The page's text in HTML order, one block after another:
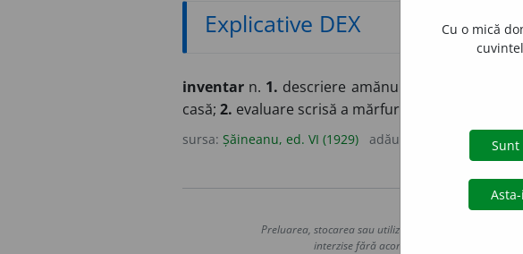
Explicative DEX
inventar n. 1. descriere amănunțită a averii
casă; 2. evaluare scrisă a mărfurilor și a valorilor,
sursa: Șăineanu, ed. VI (1929) adăugată de
Copyright ©
Preluarea, stocarea sau utilizarea datelor de pe acest
interzise fără acordul nostru prealabil
Cu o mică